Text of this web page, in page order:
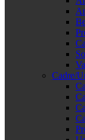
Cadre/